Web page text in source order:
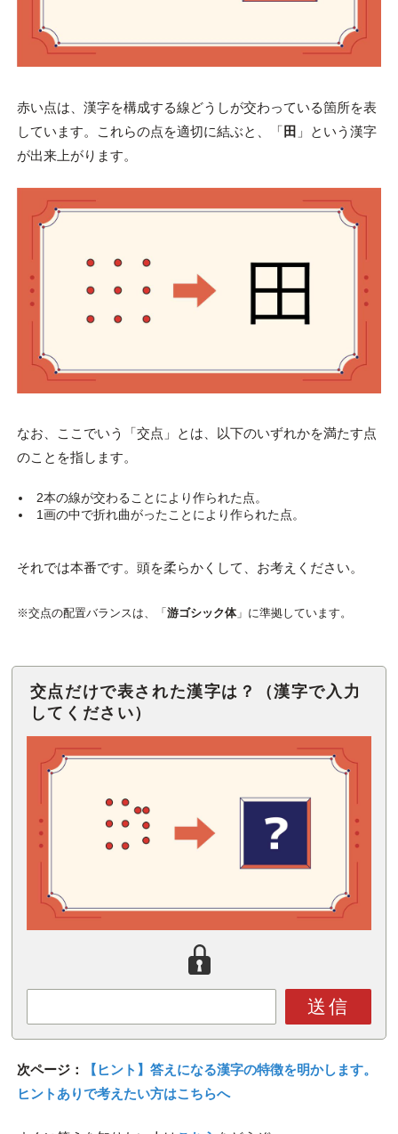
赤い点は、漢字を構成する線どうしが交わっている箇所を表
しています。これらの点を適切に結ぶと、「 田 」という漢字
が出来上がります。
なお、ここでいう「交点」とは、以下のいずれかを満たす点
のことを指します。
2本の線が交わることにより作られた点。
1画の中で折れ曲がったことにより作られた点。
それでは本番です。頭を柔らかくして、お考えください。
※交点の配置バランスは、「 游ゴシック体」に準拠しています。
交点だけで表された漢字は？（漢字で入力
してください）
送信
次ページ：
【ヒント】答えになる漢字の特徴を明かします。
ヒントありで考えたい方はこちらへ